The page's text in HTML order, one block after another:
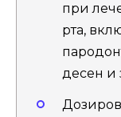
при
рта,
десен и